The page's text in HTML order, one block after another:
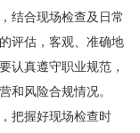
结合现场检查及日常
评估，客观、准确地
认真遵守职业规范，
和风险合规情况。
把握好现场检查时